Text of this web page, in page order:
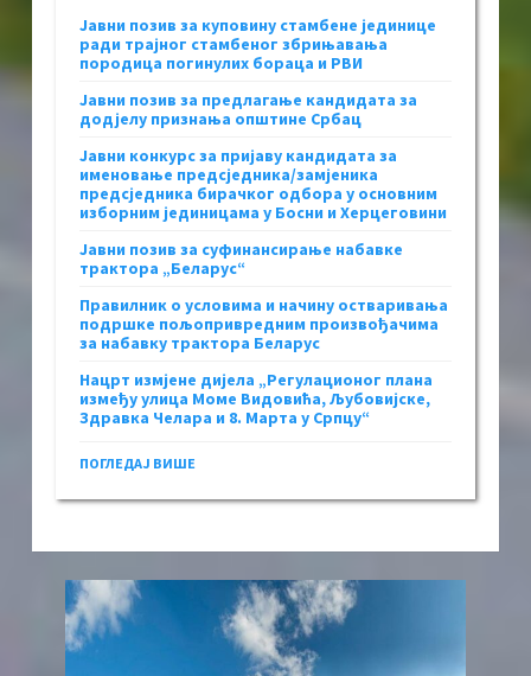
Јавни позив за куповину стамбене јединице
ради трајног стамбеног збрињавања
породица погинулих бораца и РВИ
Јавни позив за предлагање кандидата за
додјелу признања општине Србац
Јавни конкурс за пријаву кандидата за
именовање предсједника/замјеника
предсједника бирачког одбора у основним
изборним јединицама у Босни и Херцеговини
Јавни позив за суфинансирање набавке
трактора „Беларус“
Правилник о условима и начину остваривања
подршке пољопривредним произвођачима
за набавку трактора Беларус
Нацрт измјене дијела „Регулационог плана
између улица Моме Видовића, Љубовијске,
Здравка Челара и 8. Марта у Српцу“
ПОГЛЕДАЈ ВИШЕ